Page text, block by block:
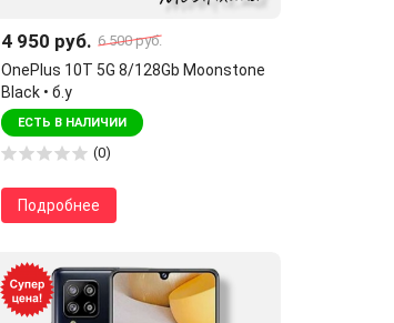
4 950 руб. 6 500 руб.
OnePlus 10T 5G 8/128Gb Moonstone
Black • б.у
ЕСТЬ В НАЛИЧИИ
(0)
Подробнее